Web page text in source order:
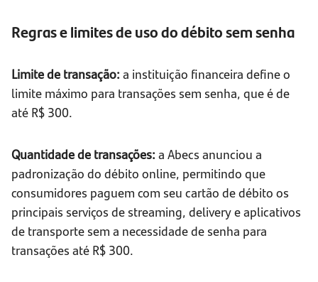
Regras e limites de uso do débito sem senha
Limite de transação: a instituição financeira define o
limite máximo para transações sem senha, que é de
até R$ 300.
Quantidade de transações: a Abecs anunciou a
padronização do débito online, permitindo que
consumidores paguem com seu cartão de débito os
principais serviços de streaming, delivery e aplicativos
de transporte sem a necessidade de senha para
transações até R$ 300.